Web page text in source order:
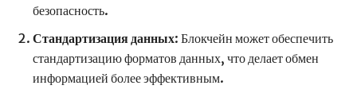
безопасность.
Стандартизация данных: Блокчейн может обеспечить
стандартизацию форматов данных, что делает обмен
информацией более эффективным.